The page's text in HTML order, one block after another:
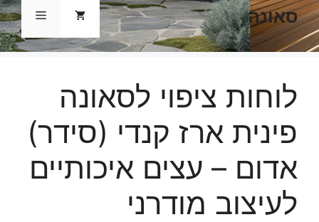
סאונה תפריט
לוחות ציפוי לסאונה
פינית ארז קנדי (סידר)
אדום – עצים איכותיים
לעיצוב מודרני